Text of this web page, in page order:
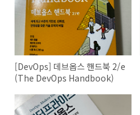
[DevOps] 데브옵스 핸드북 2/e
(The DevOps Handbook)